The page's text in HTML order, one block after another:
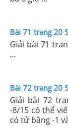
Bài 71 trang 20
Giải bài 71
...
Bài 72 trang 20
Giải bài 72
-8/15 có thể
có tử bằng -1